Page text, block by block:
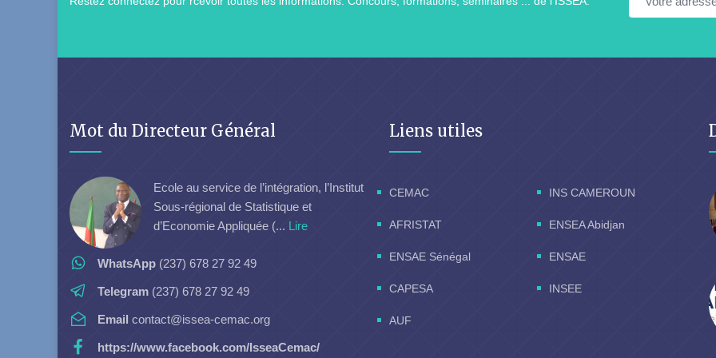
Mot du Directeur Général
Ecole au service de l’intégration, l’Institut
Sous-régional de Statistique et
d’Economie Appliquée (... Lire
WhatsApp (237) 678 27 92 49
Telegram (237) 678 27 92 49
Email contact@issea-cemac.org
https://www.facebook.com/IsseaCemac/
Liens utiles
CEMAC INS CAMEROUN
AFRISTAT ENSEA Abidjan
ENSAE Sénégal ENSAE
CAPESA INSEE
AUF